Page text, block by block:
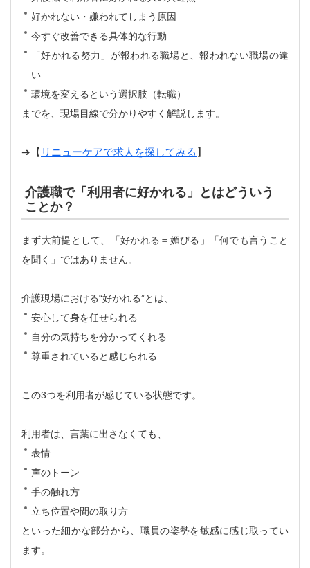
好かれない・嫌われてしまう原因
今すぐ改善できる具体的な行動
「好かれる努力」が報われる職場と、報われない職場の違
い
環境を変えるという選択肢（転職）
までを、現場目線で分かりやすく解説します。
➔【 リニューケアで求人を探してみる 】
介護職で「利用者に好かれる」とはどういう
ことか？
まず大前提として、「好かれる＝媚びる」「何でも言うこと
を聞く」ではありません。
介護現場における“好かれる”とは、
安心して身を任せられる
自分の気持ちを分かってくれる
尊重されていると感じられる
この3つを利用者が感じている状態です。
利用者は、言葉に出さなくても、
表情
声のトーン
手の触れ方
立ち位置や間の取り方
といった細かな部分から、職員の姿勢を敏感に感じ取ってい
ます。